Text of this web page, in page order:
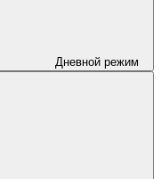
Дневной режим